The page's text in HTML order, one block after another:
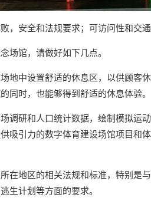
，安全和法规要求；可访问性和交
场馆，请做好如下几点。
地中设置舒适的休息区，以供顾客
同时，也能够得到舒适的休息体验。
调研和人口统计数据，绘制模拟运
吸引力的数字体育建设场馆项目和
在地区的相关法规和标准，特别是
生计划等方面的要求。